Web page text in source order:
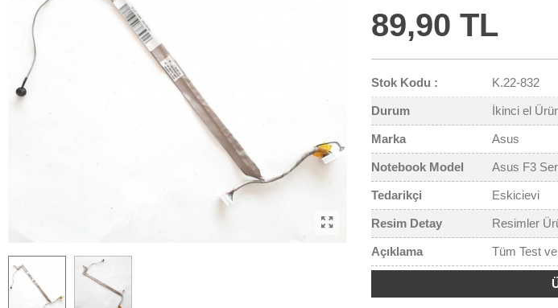
89,90 TL
Stok Kodu : K.22-832
Durum İkinci el
Marka Asus
Notebook Model Asus F3
Tedarikçi Eskicievi
Resim Detay Resimler
Açıklama Tüm Test ve